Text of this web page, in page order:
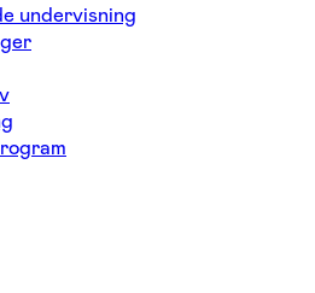
undervisning